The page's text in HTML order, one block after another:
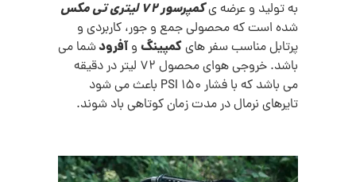
به تولید و عرضه یکمپرسور 72 لیتری تی مکس
شده است که محصولی جمع و جور، کاربردی و
پرتابل مناسب سفر هایکمپینگوآفرودشما می
باشد. خروجی هوای محصول 72 لیتر در دقیقه
می باشد که با فشار 150 PSI باعث می شود
تایرهای نرمال در مدت زمان کوتاهی باد شوند.